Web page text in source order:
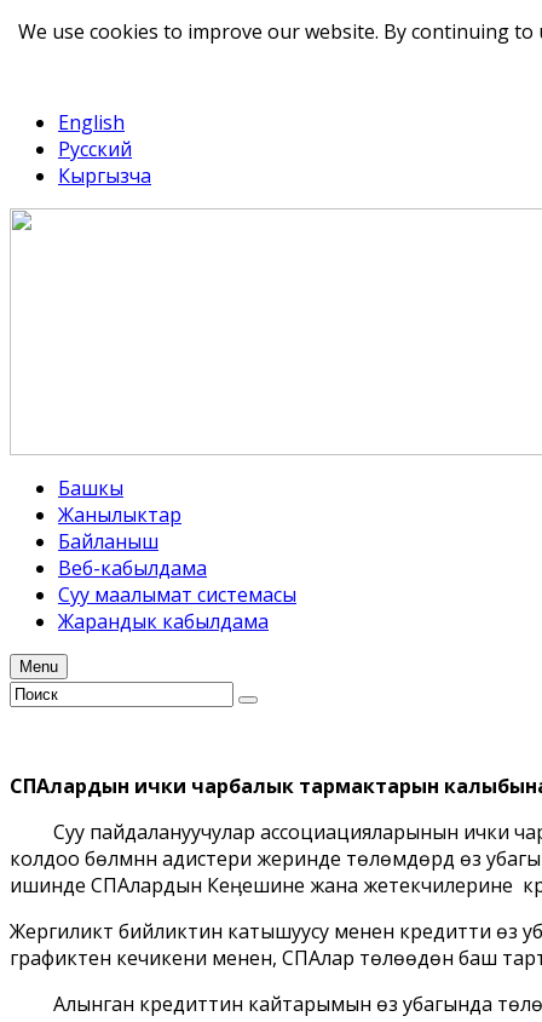
English
Русский
Кыргызча
Башкы
Жанылыктар
Байланыш
Веб-кабылдама
Суу маалымат системасы
Жарандык кабылдама
Menu
СПАлардын ички чарбалык тармактарын
Суу пайдалануучулар ассоциацияларынын ички
колдоо бѳлүмүнүн адистери жеринде тѳлѳмдѳрдү ѳз
ишинде СПАлардын Кеӊешине жана жетекчилерине
Жергиликтүү бийликтин катышуусу менен кредитти
графиктен кечикени менен, СПАлар тѳлѳѳдѳн баш
Алынган кредиттин кайтарымын ѳз убагында
We use cookies to improve our website. By continuing